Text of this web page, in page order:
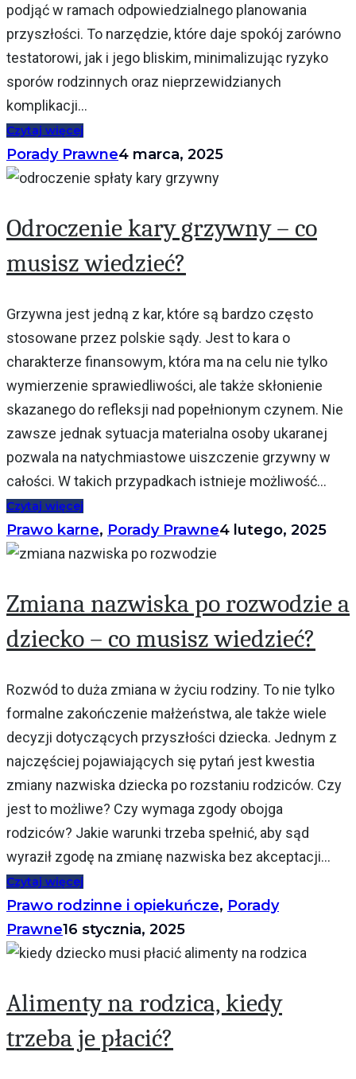
podjąć w ramach odpowiedzialnego planowania
przyszłości. To narzędzie, które daje spokój zarówno
testatorowi, jak i jego bliskim, minimalizując ryzyko
sporów rodzinnych oraz nieprzewidzianych
komplikacji...
Czytaj więcej
Porady Prawne4 marca, 2025
Odroczenie kary grzywny – co
musisz wiedzieć?
Grzywna jest jedną z kar, które są bardzo często
stosowane przez polskie sądy. Jest to kara o
charakterze finansowym, która ma na celu nie tylko
wymierzenie sprawiedliwości, ale także skłonienie
skazanego do refleksji nad popełnionym czynem. Nie
zawsze jednak sytuacja materialna osoby ukaranej
pozwala na natychmiastowe uiszczenie grzywny w
całości. W takich przypadkach istnieje możliwość...
Czytaj więcej
Prawo karne, Porady Prawne4 lutego, 2025
Zmiana nazwiska po rozwodzie a
dziecko – co musisz wiedzieć?
Rozwód to duża zmiana w życiu rodziny. To nie tylko
formalne zakończenie małżeństwa, ale także wiele
decyzji dotyczących przyszłości dziecka. Jednym z
najczęściej pojawiających się pytań jest kwestia
zmiany nazwiska dziecka po rozstaniu rodziców. Czy
jest to możliwe? Czy wymaga zgody obojga
rodziców? Jakie warunki trzeba spełnić, aby sąd
wyraził zgodę na zmianę nazwiska bez akceptacji...
Czytaj więcej
Prawo rodzinne i opiekuńcze, Porady
Prawne16 stycznia, 2025
Alimenty na rodzica, kiedy
trzeba je płacić?